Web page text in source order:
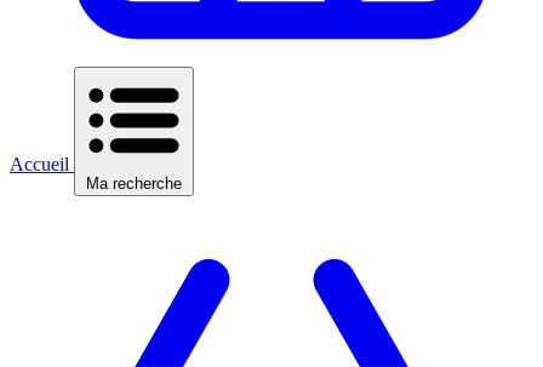
Accueil
Ma recherche